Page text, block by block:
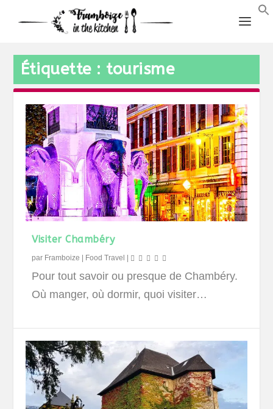
Étiquette : tourisme
Visiter Chambéry
par Framboize | Food Travel |
Pour tout savoir ou presque de Chambéry.
Où manger, où dormir, quoi visiter…